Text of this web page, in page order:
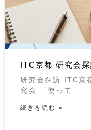
ITC京都 研究会
研究会探訪 ITC京
究会 「使って
続きを読む »